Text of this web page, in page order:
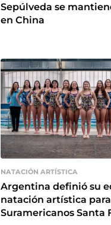
Sepúlveda se
en China
NATACIÓN ARTÍSTICA
Argentina definió su
natación artística
Suramericanos Santa